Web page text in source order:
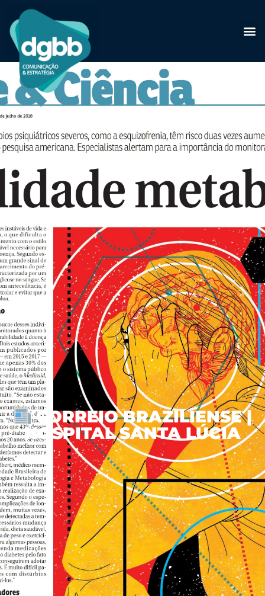
CORREIO BRAZILIENSE |
HOSPITAL SANTA LÚCIA